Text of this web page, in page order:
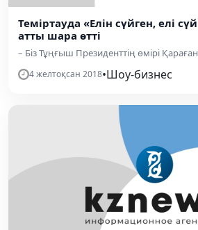
Теміртауда «Елін сүйген, елі
атты шара өтті
– Біз Тұңғыш Президенттің өмірі
4 желтоқсан 2018•Шоу-бизнес